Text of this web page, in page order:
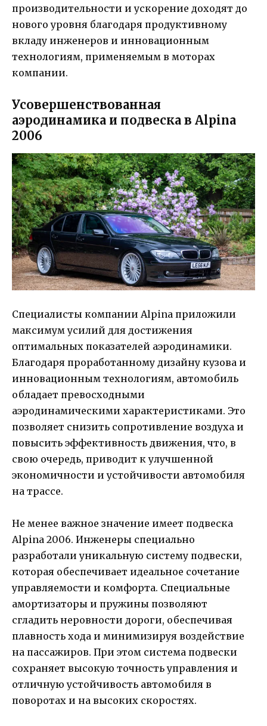
производительности и ускорение доходят до
нового уровня благодаря продуктивному
вкладу инженеров и инновационным
технологиям, применяемым в моторах
компании.
Усовершенствованная
аэродинамика и подвеска в Alpina
2006
Специалисты компании Alpina приложили
максимум усилий для достижения
оптимальных показателей аэродинамики.
Благодаря проработанному дизайну кузова и
инновационным технологиям, автомобиль
обладает превосходными
аэродинамическими характеристиками. Это
позволяет снизить сопротивление воздуха и
повысить эффективность движения, что, в
свою очередь, приводит к улучшенной
экономичности и устойчивости автомобиля
на трассе.
Не менее важное значение имеет подвеска
Alpina 2006. Инженеры специально
разработали уникальную систему подвески,
которая обеспечивает идеальное сочетание
управляемости и комфорта. Специальные
амортизаторы и пружины позволяют
сгладить неровности дороги, обеспечивая
плавность хода и минимизируя воздействие
на пассажиров. При этом система подвески
сохраняет высокую точность управления и
отличную устойчивость автомобиля в
поворотах и на высоких скоростях.